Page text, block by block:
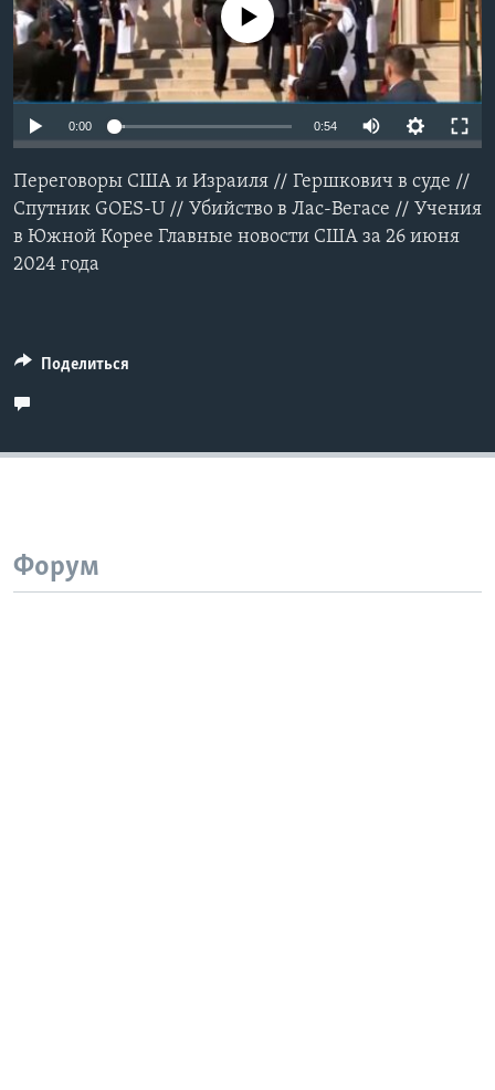
Learning English
СОЦИАЛЬНЫЕ СЕТИ
Языки
No media source currently available
0:00 0:54
Переговоры США и Израиля // Гершкович в суде //
Спутник GOES-U // Убийство в Лас-Вегасе // Учения
в Южной Корее Главные новости США за 26 июня
2024 года
Поделиться
Форум